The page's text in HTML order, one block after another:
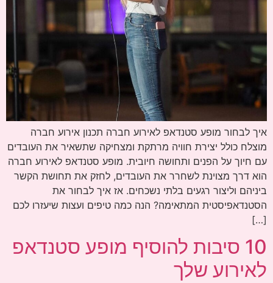
איך לבחור מופע סטנדאפ לאירוע חברה תכנון אירוע חברה
מוצלח כולל יצירת חוויה מרתקת ומצחיקה שתשאיר את העובדים
עם חיוך על הפנים ותחושה חיובית. מופע סטנדאפ לאירוע חברה
הוא דרך מצוינת לשחרר את העובדים, לחזק את תחושת הקשר
ביניהם וליצור רגעים בלתי נשכחים. אז איך לבחור את
הסטנדאפיסטית המתאימה? הנה כמה טיפים ועצות שיעזרו לכם
[…]
10 סיבות להוסיף מופע סטנדאפ
לאירוע שלך